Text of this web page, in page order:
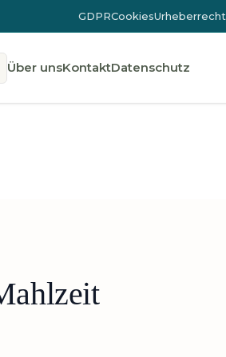
GDPRCookiesUrheberrecht
Über unsKontaktDatenschutz